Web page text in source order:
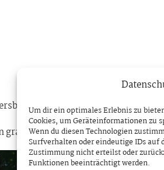
Um dir ein optimales Erlebnis zu
Cookies, um Geräteinformationen zu
Wenn du diesen Technologien
Surfverhalten oder eindeutige IDs auf
Zustimmung nicht erteilst oder
Funktionen beeinträchtigt werden.
3. Andreas Hauser
gratuliert allen Teilnehmern